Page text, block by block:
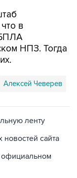
что в
НПЗ. Тогда
Алексей Чеверев
ленту
новостей сайта
официальном